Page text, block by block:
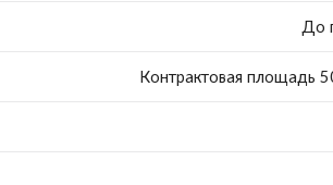
До
Контрактовая площадь